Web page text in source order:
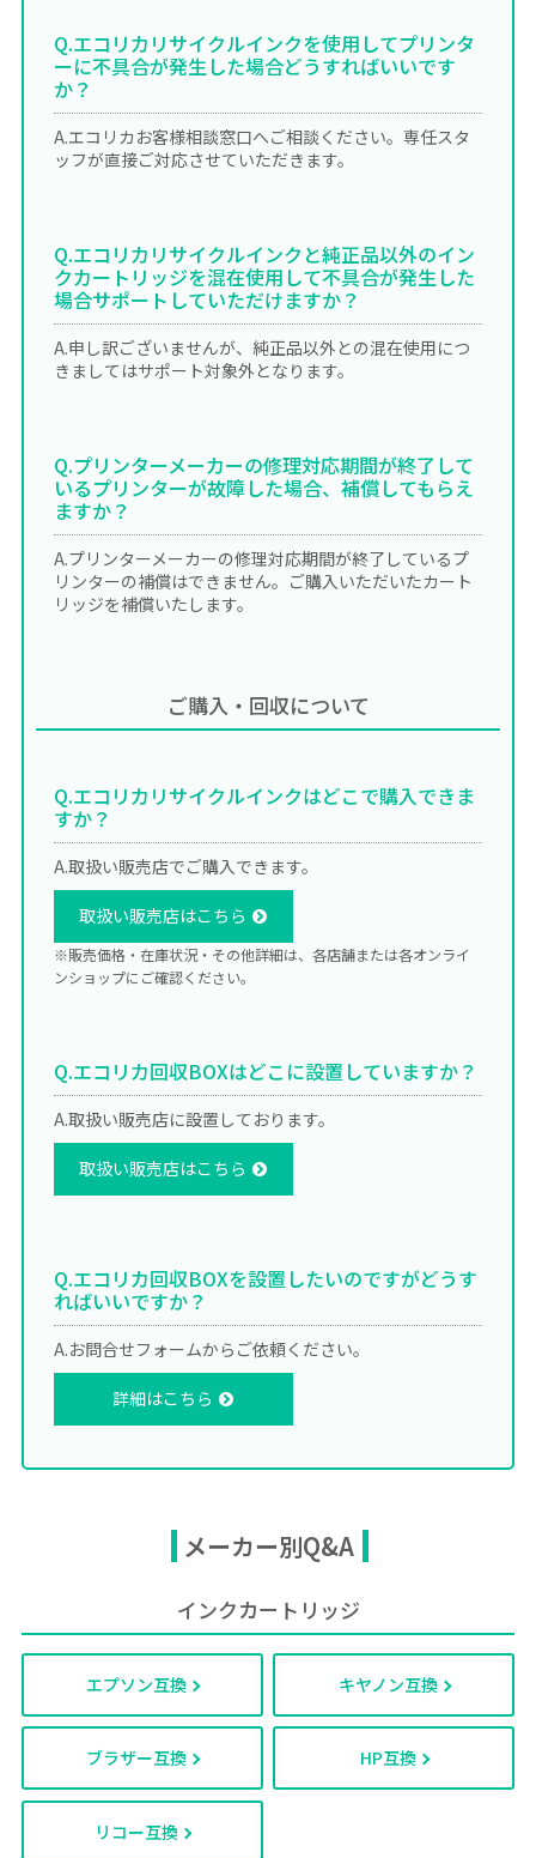
Q.エコリカリサイクルインクを使用してプリンタ
ーに不具合が発生した場合どうすればいいです
か？
A.エコリカお客様相談窓口へご相談ください。専任スタ
ッフが直接ご対応させていただきます。
Q.エコリカリサイクルインクと純正品以外のイン
クカートリッジを混在使用して不具合が発生した
場合サポートしていただけますか？
A.申し訳ございませんが、純正品以外との混在使用につ
きましてはサポート対象外となります。
Q.プリンターメーカーの修理対応期間が終了して
いるプリンターが故障した場合、補償してもらえ
ますか？
A.プリンターメーカーの修理対応期間が終了しているプ
リンターの補償はできません。ご購入いただいたカート
リッジを補償いたします。
ご購入・回収について
Q.エコリカリサイクルインクはどこで購入できま
すか？
A.取扱い販売店でご購入できます。
取扱い販売店はこちら
※販売価格・在庫状況・その他詳細は、各店舗または各オンライ
ンショップにご確認ください。
Q.エコリカ回収BOXはどこに設置していますか？
A.取扱い販売店に設置しております。
取扱い販売店はこちら
Q.エコリカ回収BOXを設置したいのですがどうす
ればいいですか？
A.お問合せフォームからご依頼ください。
詳細はこちら
メーカー別Q&A
インクカートリッジ
エプソン互換 キヤノン互換
ブラザー互換 HP互換
リコー互換